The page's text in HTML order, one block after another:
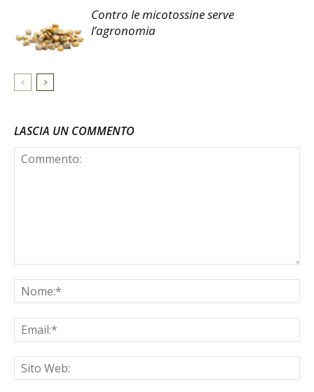
Contro le micotossine serve
l’agronomia
LASCIA UN COMMENTO